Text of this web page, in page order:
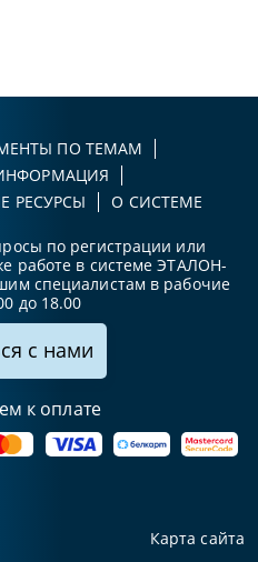
ПО ТЕМАМ
РЕСУРСЫ
О СИСТЕМЕ
по регистрации или
работе в системе ЭТАЛОН-
специалистам в рабочие
до 18.00
с нами
к оплате
Карта сайта